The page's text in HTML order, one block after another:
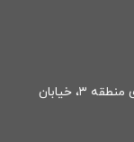
نشانی: تهران، خیابان دکتر شریعتی، جنب شهرداری منطقه ۳، خیابان